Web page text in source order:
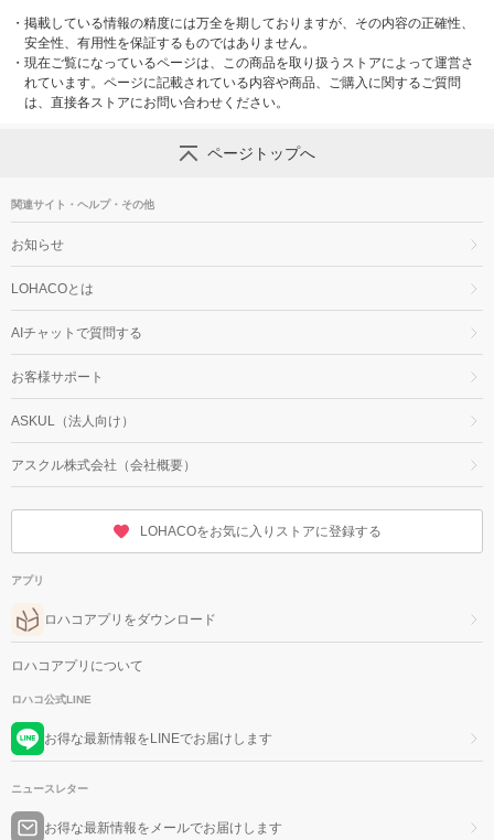
・ 掲載している情報の精度には万全を期しておりますが、その内容の正確性、
安全性、有用性を保証するものではありません。
・ 現在ご覧になっているページは、この商品を取り扱うストアによって運営さ
れています。ページに記載されている内容や商品、ご購入に関するご質問
は、直接各ストアにお問い合わせください。
ページトップへ
関連サイト・ヘルプ・その他
お知らせ
LOHACOとは
AIチャットで質問する
お客様サポート
ASKUL（法人向け）
アスクル株式会社（会社概要）
LOHACOをお気に入りストアに登録する
アプリ
ロハコアプリをダウンロード
ロハコアプリについて
ロハコ公式LINE
お得な最新情報をLINEでお届けします
ニュースレター
お得な最新情報をメールでお届けします